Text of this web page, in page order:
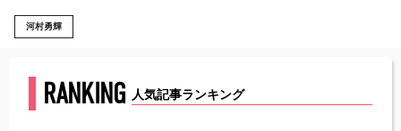
河村勇輝
RANKING 人気記事ランキング